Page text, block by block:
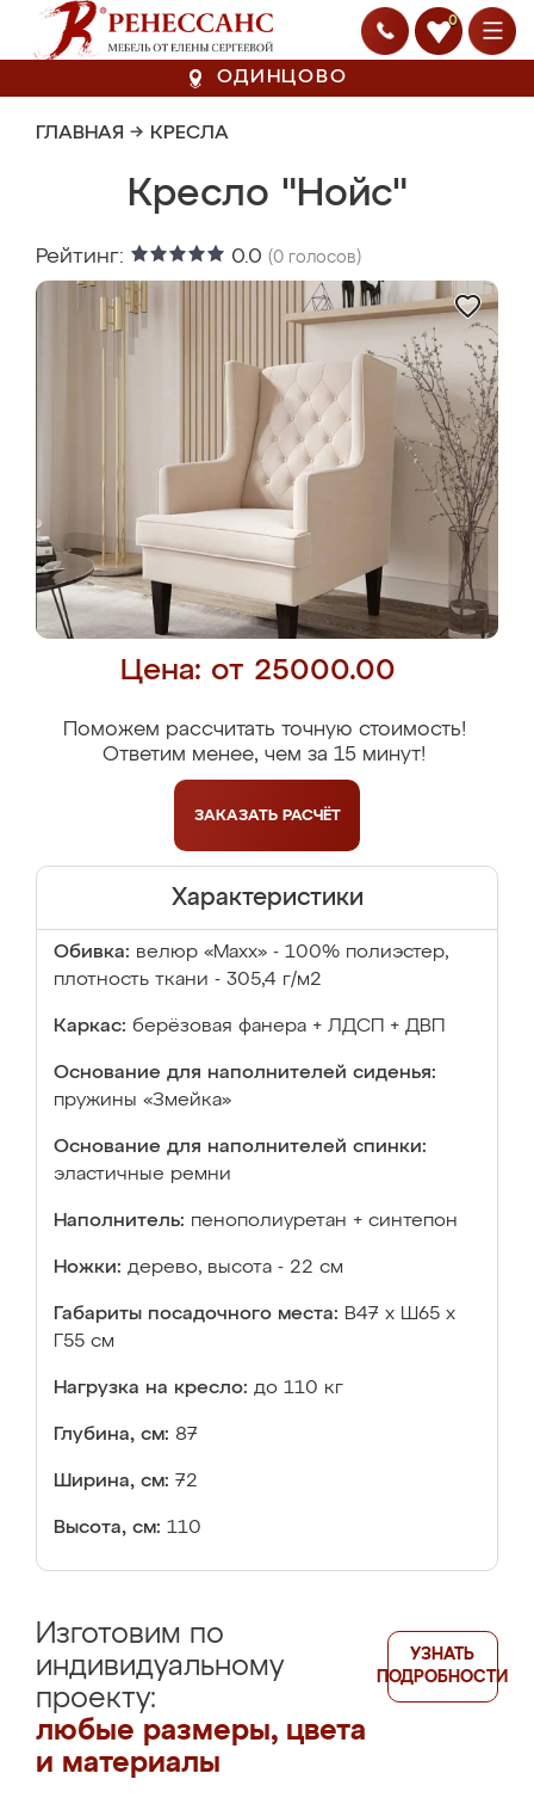
0
ОДИНЦОВО
ГЛАВНАЯ → КРЕСЛА
Кресло "Нойс"
Рейтинг: 0.0 (0 голосов)
Цена: от 25000.00
Поможем рассчитать точную стоимость!
Ответим менее, чем за 15 минут!
ЗАКАЗАТЬ РАСЧЁТ
Характеристики
Обивка: велюр «Maxx» - 100% полиэстер,
плотность ткани - 305,4 г/м2
Каркас: берёзовая фанера + ЛДСП + ДВП
Основание для наполнителей сиденья:
пружины «Змейка»
Основание для наполнителей спинки:
эластичные ремни
Наполнитель: пенополиуретан + синтепон
Ножки: дерево, высота - 22 см
Габариты посадочного места: В47 х Ш65 х
Г55 см
Нагрузка на кресло: до 110 кг
Глубина, см: 87
Ширина, см: 72
Высота, см: 110
Изготовим по
индивидуальному
проекту:
любые размеры, цвета
и материалы
УЗНАТЬ
ПОДРОБНОСТИ